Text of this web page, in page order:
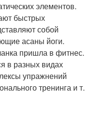
элементов.
быстрых
собой
асаны йоги.
пришла в фитнес.
в разных видах
упражнений
тренинга и т.